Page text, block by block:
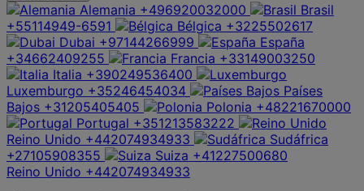
Alemania +496920032000
Brasil
+55114949-6591
Bélgica +3225502617
Dubai +97144266999
España
+34662409255
Francia +33149003250
Italia +390249536400
Luxemburgo +35246454034
Países
Bajos +31205405405 Polonia +48221670000
Portugal +351213583222
Reino Unido +442074934933
Sudáfrica
+27105908355
Suiza +41227500680
Reino Unido +442074934933